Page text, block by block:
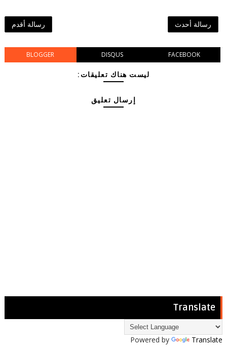
رسالة أحدث رسالة أقدم
BLOGGER DISQUS FACEBOOK
ليست هناك تعليقات:
إرسال تعليق
Translate
Powered by Translate